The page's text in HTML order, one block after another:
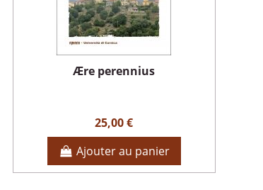
Ære perennius
25,00 €
Ajouter au panier